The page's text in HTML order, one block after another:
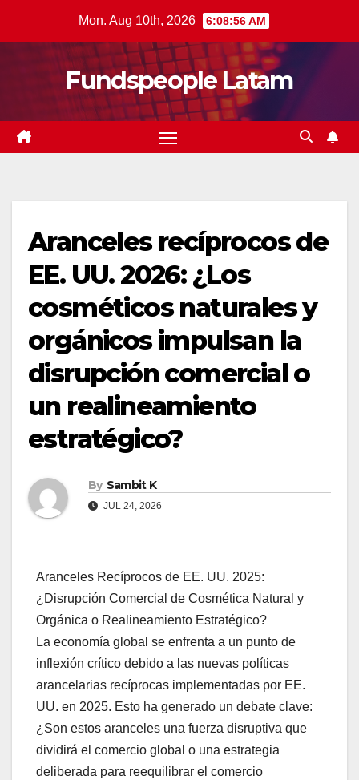
Mon. Aug 10th, 2026 6:08:57 AM
Fundspeople Latam
Aranceles recíprocos de
EE. UU. 2026: ¿Los
cosméticos naturales y
orgánicos impulsan la
disrupción comercial o
un realineamiento
estratégico?
By Sambit K
JUL 24, 2026
Aranceles Recíprocos de EE. UU. 2025:
¿Disrupción Comercial de Cosmética Natural y
Orgánica o Realineamiento Estratégico?
La economía global se enfrenta a un punto de
inflexión crítico debido a las nuevas políticas
arancelarias recíprocas implementadas por EE.
UU. en 2025. Esto ha generado un debate clave:
¿Son estos aranceles una fuerza disruptiva que
dividirá el comercio global o una estrategia
deliberada para reequilibrar el comercio